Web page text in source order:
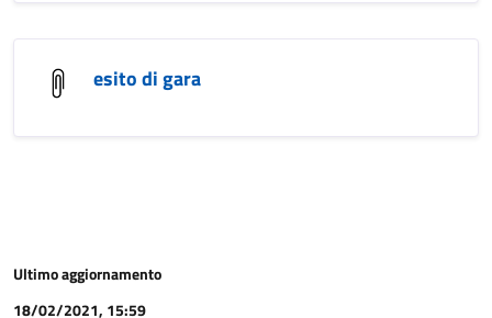
esito di gara
Ultimo aggiornamento
18/02/2021, 15:59